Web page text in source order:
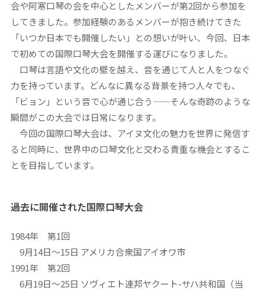
会や阿寒口琴の会を中心としたメンバーが第2回から参加を
してきました。参加経験のあるメンバーが抱き続けてきた
「いつか日本でも開催したい」との想いが叶い、今回、日本
で初めての国際口琴大会を開催する運びになりました。
口琴は言語や文化の壁を越え、音を通じて人と人をつなぐ
力を持っています。どんなに異なる背景を持つ人々でも、
「ビョン」という音で心が通じ合う——そんな奇跡のような
瞬間がこの大会では日常になります。
今回の国際口琴大会は、アイヌ文化の魅力を世界に発信す
ると同時に、世界中の口琴文化と交わる貴重な機会とするこ
とを目指しています。
過去に開催された国際口琴大会
1984年 第1回
9月14日～15日 アメリカ合衆国アイオワ市
1991年 第2回
6月19日～25日 ソヴィエト連邦ヤクート-サハ共和国（当